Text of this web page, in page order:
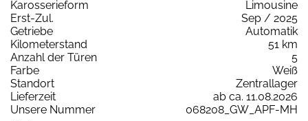
Karosserieform
Limousine
Erst-Zul.
Sep / 2025
Getriebe
Automatik
Kilometerstand
51 km
Anzahl der Türen
5
Farbe
Weiß
Standort
Zentrallager
Lieferzeit
ab ca. 11.08.2026
Unsere Nummer
068208_GW_APF-MH